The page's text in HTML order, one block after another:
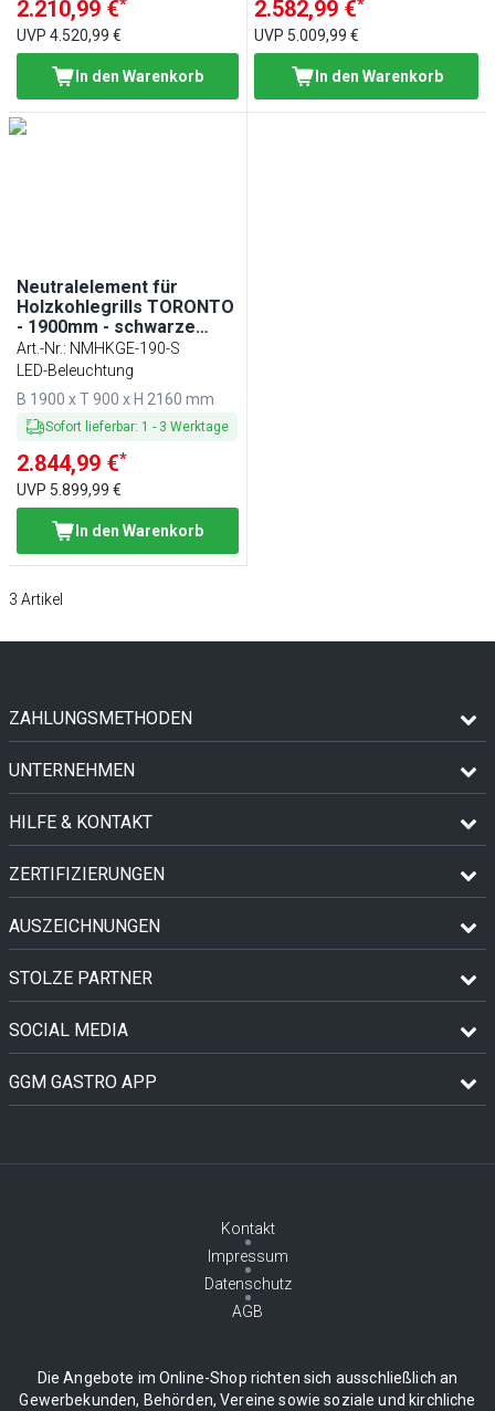
2.210,99 €*
UVP 4.520,99 €
In den Warenkorb
2.582,99 €*
UVP 5.009,99 €
In den Warenkorb
Neutralelement für
Holzkohlegrills TORONTO
- 1900mm - schwarze
Front - schwarze Granit-
Arbeitsplatte
Art.-Nr.: NMHKGE-190-S
LED-Beleuchtung
B 1900 x T 900 x H 2160 mm
Sofort lieferbar: 1 - 3 Werktage
2.844,99 €*
UVP 5.899,99 €
In den Warenkorb
3 Artikel
ZAHLUNGSMETHODEN
UNTERNEHMEN
HILFE & KONTAKT
ZERTIFIZIERUNGEN
AUSZEICHNUNGEN
STOLZE PARTNER
SOCIAL MEDIA
GGM GASTRO APP
Kontakt
Impressum
Datenschutz
AGB
Die Angebote im Online-Shop richten sich ausschließlich an
Gewerbekunden, Behörden, Vereine sowie soziale und kirchliche